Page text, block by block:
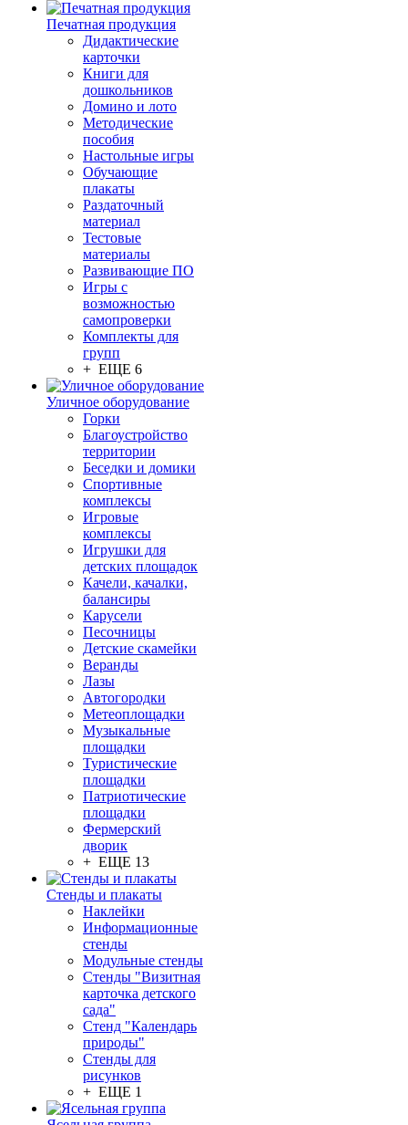
Печатная продукция
Дидактические
карточки
Книги для
дошкольников
Домино и лото
Методические
пособия
Настольные игры
Обучающие
плакаты
Раздаточный
материал
Тестовые
материалы
Развивающие ПО
Игры с
возможностью
самопроверки
Комплекты для
групп
+ ЕЩЕ 6
Уличное оборудование
Горки
Благоустройство
территории
Беседки и домики
Спортивные
комплексы
Игровые
комплексы
Игрушки для
детских площадок
Качели, качалки,
балансиры
Карусели
Песочницы
Детские скамейки
Веранды
Лазы
Автогородки
Метеоплощадки
Музыкальные
площадки
Туристические
площадки
Патриотические
площадки
Фермерский
дворик
+ ЕЩЕ 13
Стенды и плакаты
Наклейки
Информационные
стенды
Модульные стенды
Стенды "Визитная
карточка детского
сада"
Стенд "Календарь
природы"
Стенды для
рисунков
+ ЕЩЕ 1